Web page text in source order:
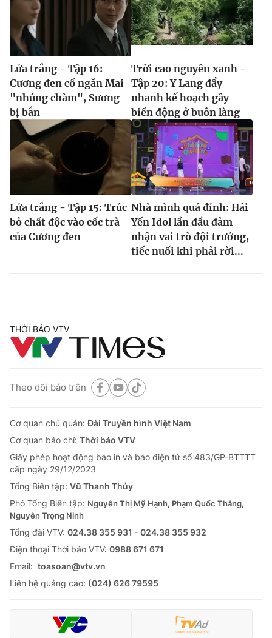
Lửa trắng - Tập 16:
Cương đen cố ngăn Mai
"nhúng chàm", Sương
bị bắn
Trời cao nguyên xanh -
Tập 20: Y Lang đẩy
nhanh kế hoạch gây
biến động ở buôn làng
Lửa trắng - Tập 15: Trúc
bỏ chất độc vào cốc trà
của Cương đen
Nhà mình quá đỉnh: Hải
Yến Idol lần đầu đảm
nhận vai trò đội trưởng,
tiếc nuối khi phải rời...
THỜI BÁO VTV
Theo dõi báo trên
Cơ quan chủ quản:Đài Truyền hình Việt Nam
Cơ quan báo chí: Thời báo VTV
Giấy phép hoạt động báo in và báo điện tử số 483/GP-BTTTT
cấp ngày 29/12/2023
Tổng Biên tập: Vũ Thanh Thủy
Phó Tổng Biên tập: Nguyễn Thị Mỹ Hạnh, Phạm Quốc Thắng,
Nguyễn Trọng Ninh
Tổng đài VTV: 024.38 355 931 - 024.38 355 932
Ðiện thoại Thời báo VTV: 0988 671 671
Email: toasoan@vtv.vn
Liên hệ quảng cáo: (024) 626 79595